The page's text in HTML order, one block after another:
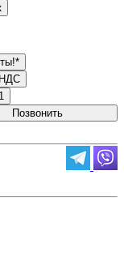
НДС
Позвонить